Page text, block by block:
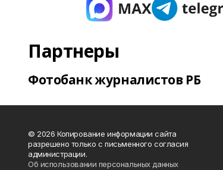
Партнеры
Фотобанк журналистов РБ
© 2026 Копирование информации сайта
разрешено только с письменного согласия
администрации.
Об использовании персональных данных